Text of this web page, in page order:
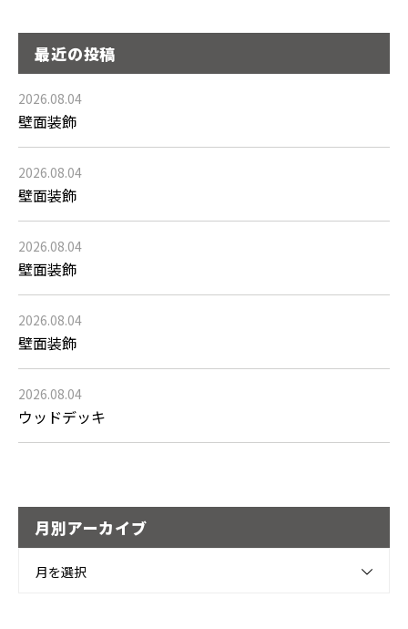
最近の投稿
2026.08.04
壁面装飾
2026.08.04
壁面装飾
2026.08.04
壁面装飾
2026.08.04
壁面装飾
2026.08.04
ウッドデッキ
月別アーカイブ
月を選択